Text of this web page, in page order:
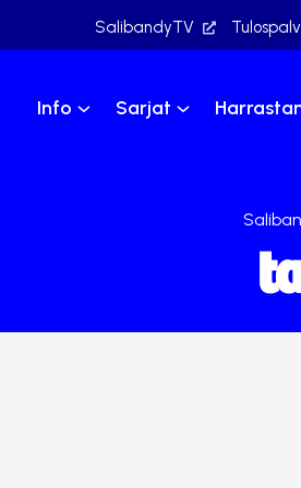
SalibandyTV
Info Sarjat